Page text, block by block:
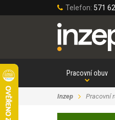
Telefon: 571
Pracovní obuv
Inzep Pracovní